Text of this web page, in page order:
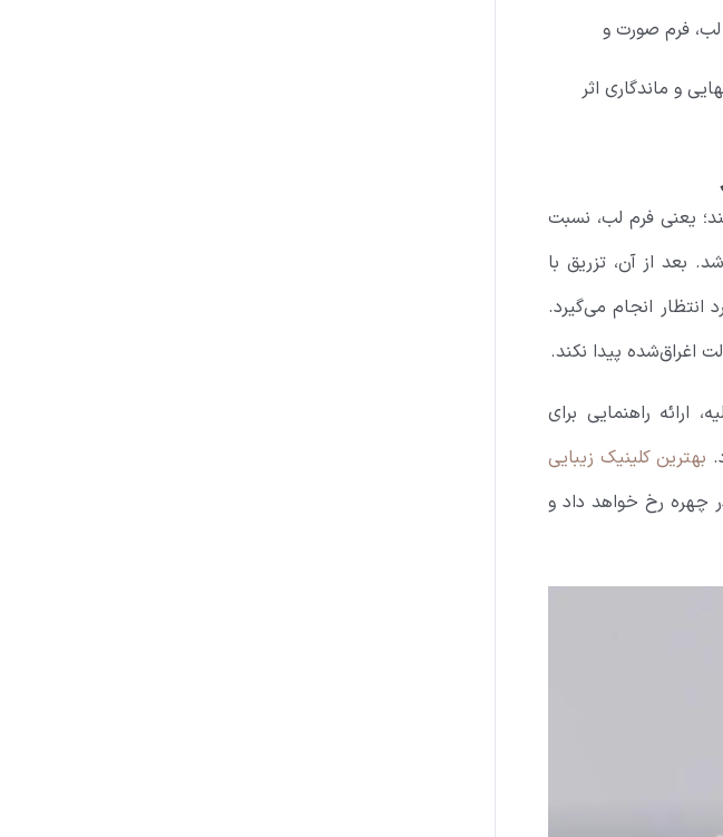
لب، فرم صورت و
و ماندگاری اثر
یعنی فرم لب، نسبت
بعد از آن، تزریق با
انجام می‌گیرد.
اغراق‌شده پیدا نکند.
ارائه راهنمایی برای
بهترین کلینیک زیبایی
چهره رخ خواهد داد و